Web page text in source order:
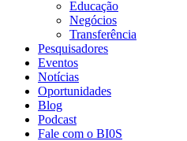
Educação
Negócios
Transferência
Pesquisadores
Eventos
Notícias
Oportunidades
Blog
Podcast
Fale com o BI0S